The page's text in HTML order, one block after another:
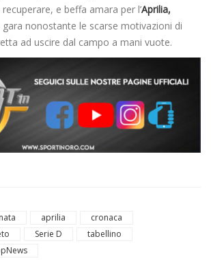
e beffa amara per l’Aprilia,
gara nonostante le scarse motivazioni di
ad uscire dal campo a mani vuote.
aprilia
cronaca
Serie D
tabellino